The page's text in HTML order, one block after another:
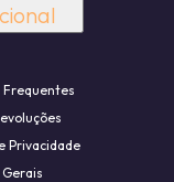
Privacidade